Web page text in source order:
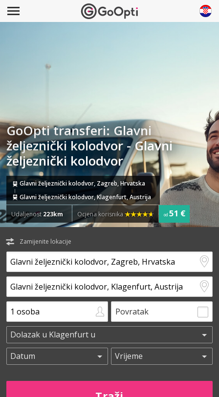
GoOpti transferi: Glavni
željeznički kolodvor - Glavni
željeznički kolodvor
Glavni željeznički kolodvor, Zagreb, Hrvatska
Glavni željeznički kolodvor, Klagenfurt, Austrija
Udaljenost 223km Ocjena korisnika od 51 €
Zamijenite lokacije
Povratak